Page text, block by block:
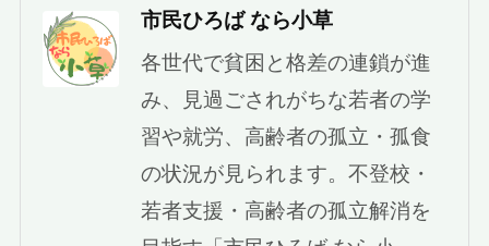
市民ひろば なら小草
各世代で貧困と格差の連鎖が進
み、見過ごされがちな若者の学
習や就労、高齢者の孤立・孤食
の状況が見られます。不登校・
若者支援・高齢者の孤立解消を